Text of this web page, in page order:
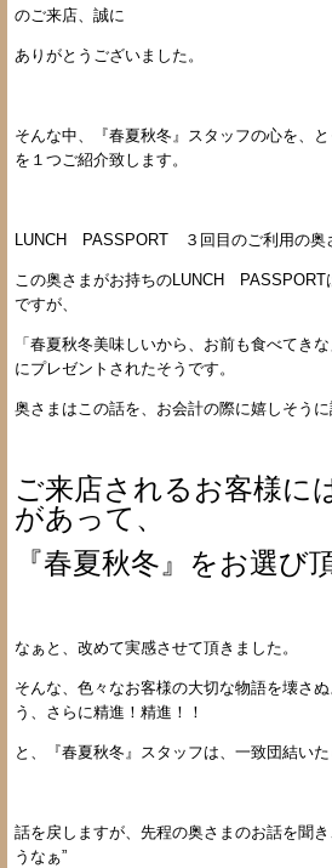
のご来店、誠に
ありがとうございました。
そんな中、『春夏秋冬』スタッフの心を、
を１つご紹介致します。
LUNCH PASSPORT ３回目のご利用の奥
この奥さまがお持ちのLUNCH PASSPORT
ですが、
「春夏秋冬美味しいから、お前も食べてき
にプレゼントされたそうです。
奥さまはこの話を、お会計の際に嬉しそうに
ご来店されるお客様に
があって、
『春夏秋冬』をお選び
なぁと、改めて実感させて頂きました。
そんな、色々なお客様の大切な物語を壊さ
う、さらに精進！精進！！
と、『春夏秋冬』スタッフは、一致団結いた
話を戻しますが、先程の奥さまのお話を聞
うなぁ”